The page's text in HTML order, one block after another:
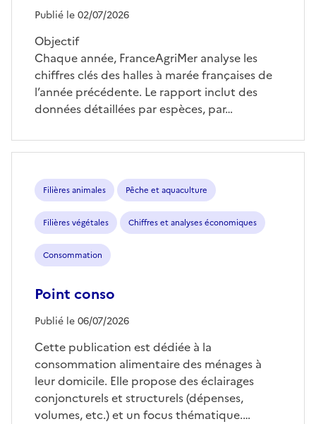
Publié le 02/07/2026
Objectif
Chaque année, FranceAgriMer analyse les
chiffres clés des halles à marée françaises de
l’année précédente. Le rapport inclut des
données détaillées par espèces, par…
Filières animales Pêche et aquaculture
Filières végétales Chiffres et analyses économiques
Consommation
Point conso
Publié le 06/07/2026
Cette publication est dédiée à la
consommation alimentaire des ménages à
leur domicile. Elle propose des éclairages
conjoncturels et structurels (dépenses,
volumes, etc.) et un focus thématique.…